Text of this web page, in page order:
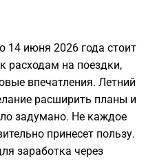
14 июня 2026 года стоит
расходам на поездки,
впечатления. Летний
расширить планы и
задумано. Не каждое
принесет пользу.
заработка через